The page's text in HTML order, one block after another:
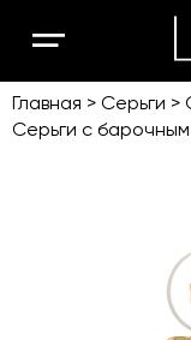
Открыть
Главная Серьги
Серьги с